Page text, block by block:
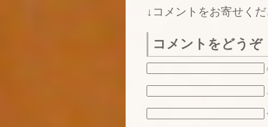
↓コメントをお寄せく
コメントをどうぞ